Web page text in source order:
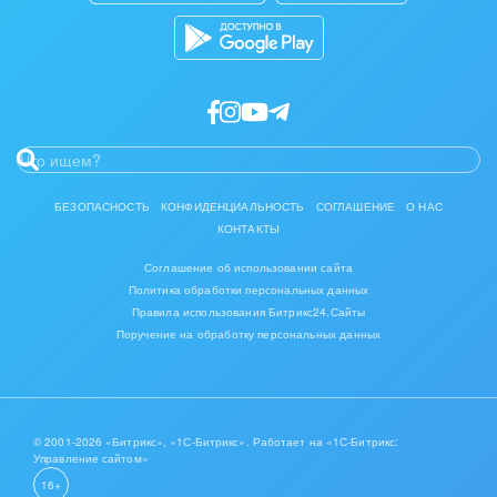
БЕЗОПАСНОСТЬ КОНФИДЕНЦИАЛЬНОСТЬ СОГЛАШЕНИЕ
О НАС
КОНТАКТЫ
Соглашение об использовании сайта
Политика обработки персональных данных
Правила использования Битрикс24.Сайты
Поручение на обработку персональных данных
© 2001-2026 «Битрикс», «1С-Битрикс». Работает на «1С-Битрикс:
Управление сайтом»
16+